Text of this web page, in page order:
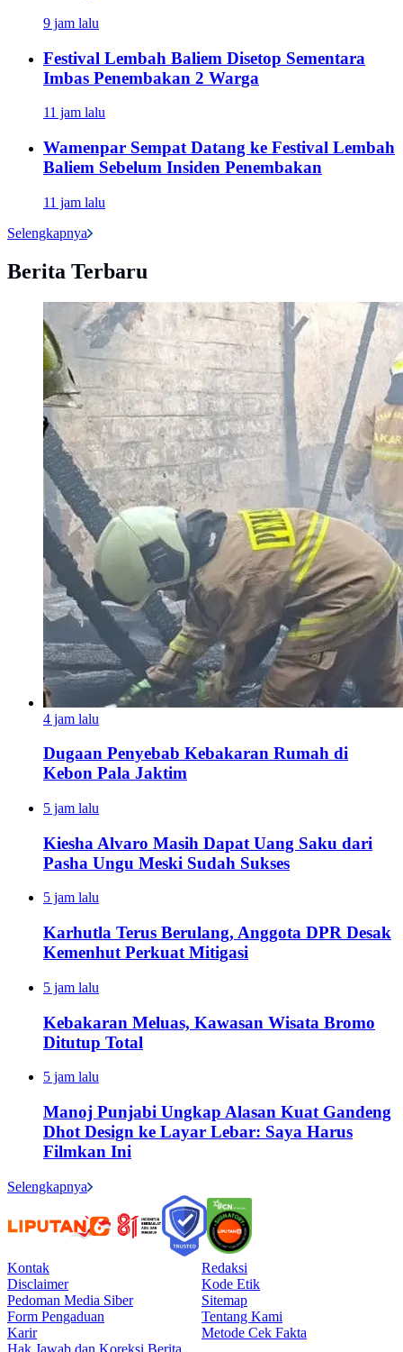
9 jam lalu
Festival Lembah Baliem Disetop Sementara
Imbas Penembakan 2 Warga
11 jam lalu
Wamenpar Sempat Datang ke Festival Lembah
Baliem Sebelum Insiden Penembakan
11 jam lalu
Selengkapnya
Berita Terbaru
4 jam lalu
Dugaan Penyebab Kebakaran Rumah di
Kebon Pala Jaktim
5 jam lalu
Kiesha Alvaro Masih Dapat Uang Saku dari
Pasha Ungu Meski Sudah Sukses
5 jam lalu
Karhutla Terus Berulang, Anggota DPR Desak
Kemenhut Perkuat Mitigasi
5 jam lalu
Kebakaran Meluas, Kawasan Wisata Bromo
Ditutup Total
5 jam lalu
Manoj Punjabi Ungkap Alasan Kuat Gandeng
Dhot Design ke Layar Lebar: Saya Harus
Filmkan Ini
Selengkapnya
Kontak
Redaksi
Disclaimer
Kode Etik
Pedoman Media Siber
Sitemap
Form Pengaduan
Tentang Kami
Karir
Metode Cek Fakta
Hak Jawab dan Koreksi Berita